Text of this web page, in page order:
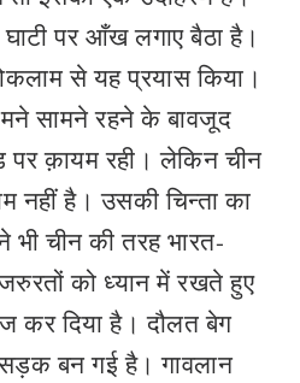
पर आँख लगाए बैठा है।
से यह प्रयास किया।
सामने रहने के बावजूद
पर क़ायम रही। लेकिन चीन
है। उसकी चिन्ता का
भी चीन की तरह भारत-
को ध्यान में रखते हुए
कर दिया है। दौलत बेग
बन गई है। गावलान